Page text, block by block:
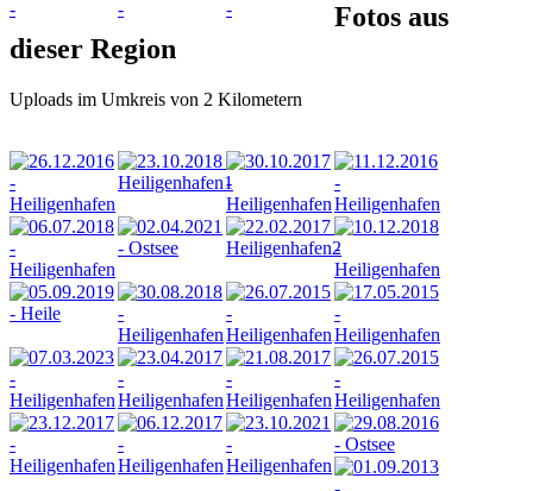
Fotos aus
dieser Region
Uploads im Umkreis von 2 Kilometern